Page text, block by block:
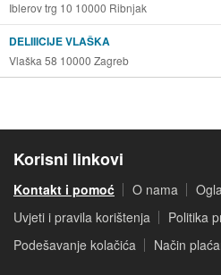
Iblerov trg 10 10000 Ribnjak
DELIIICIJE VLAŠKA
Vlaška 58 10000 Zagreb
Korisni linkovi
Kontakt i pomoć O nama
Uvjeti i pravila korištenja
Politika
Podešavanje kolačića
Način